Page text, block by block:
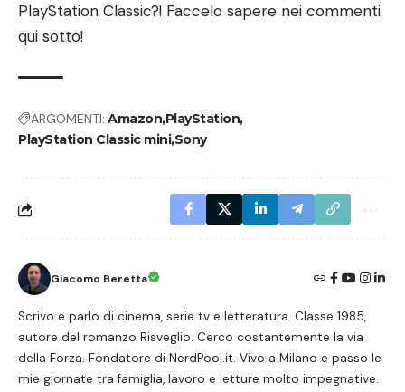
PlayStation Classic?! Faccelo sapere nei commenti
qui sotto!
ARGOMENTI: AmazonPlayStation
PlayStation Classic miniSony
Giacomo Beretta
Scrivo e parlo di cinema, serie tv e letteratura. Classe 1985,
autore del romanzo Risveglio. Cerco costantemente la via
della Forza. Fondatore di NerdPool.it. Vivo a Milano e passo le
mie giornate tra famiglia, lavoro e letture molto impegnative.